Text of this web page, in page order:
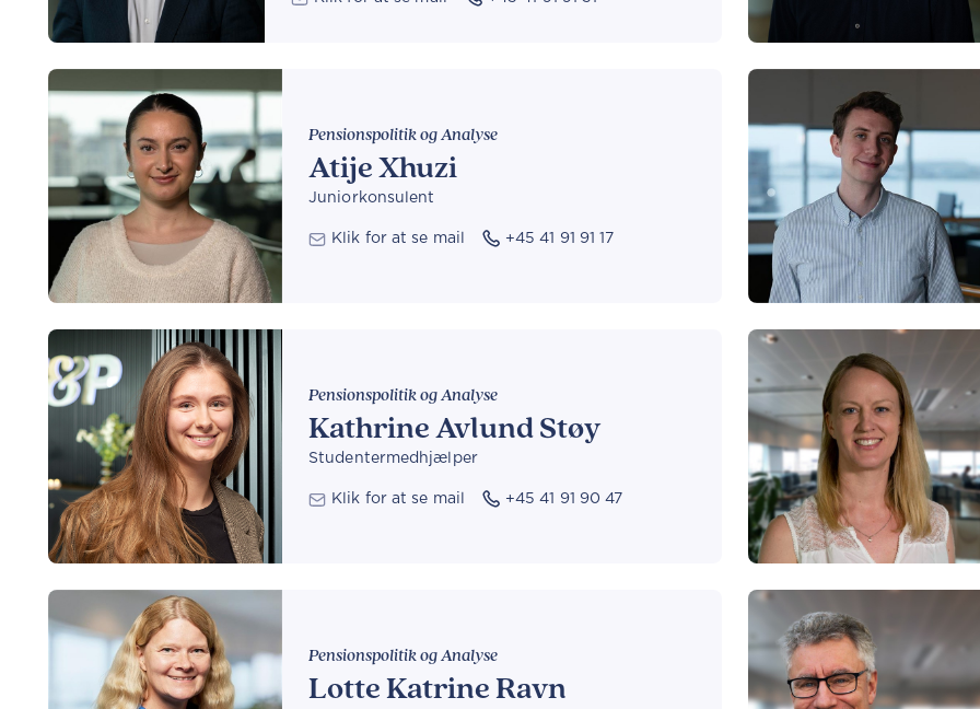
Pensionspolitik og Analyse
Atije Xhuzi
Juniorkonsulent
Klik for at se mail +45 41 91 91 17
Pensionspolitik og Analyse
Kathrine Avlund Støy
Studentermedhjælper
Klik for at se mail +45 41 91 90 47
Pensionspolitik og Analyse
Lotte Katrine Ravn